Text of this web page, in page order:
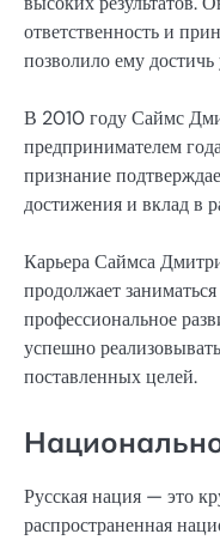
ответственность и
позволило ему достичь
В 2010 году Саймс
предпринимателем
признание
достижения и вклад в
Карьера Саймса
продолжает
профессиональное
успешно
поставленных целей.
Русская нация — это
распространенная